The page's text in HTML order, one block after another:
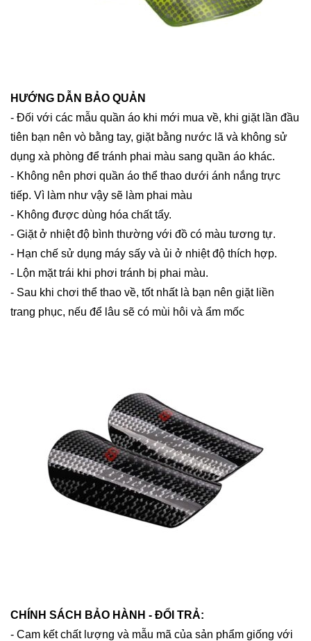
HƯỚNG DẪN BẢO QUẢN
- Đối với các mẫu quần áo khi mới mua về, khi giặt lần đầu
tiên bạn nên vò bằng tay, giặt bằng nước lã và không sử
dụng xà phòng để tránh phai màu sang quần áo khác.
- Không nên phơi quần áo thể thao dưới ánh nắng trực
tiếp. Vì làm như vậy sẽ làm phai màu
- Không được dùng hóa chất tẩy.
- Giặt ở nhiệt độ bình thường với đồ có màu tương tự.
- Hạn chế sử dụng máy sấy và ủi ở nhiệt độ thích hợp.
- Lộn mặt trái khi phơi tránh bị phai màu.
- Sau khi chơi thể thao về, tốt nhất là bạn nên giặt liền
trang phục, nếu để lâu sẽ có mùi hôi và ẩm mốc
CHÍNH SÁCH BẢO HÀNH - ĐỔI TRẢ:
- Cam kết chất lượng và mẫu mã của sản phẩm giống với